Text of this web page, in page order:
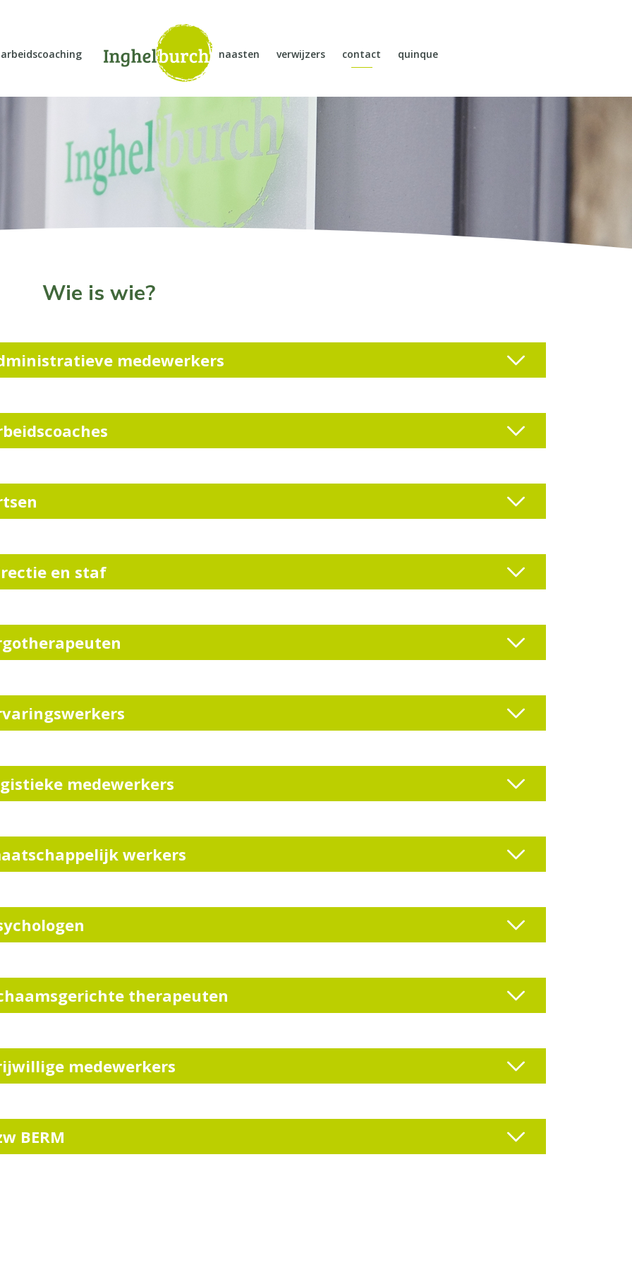
arbeidscoaching naasten verwijzers contact quinque
Wie is wie?
medewerkers
en staf
medewerkers
werkers
therapeuten
medewerkers
BERM